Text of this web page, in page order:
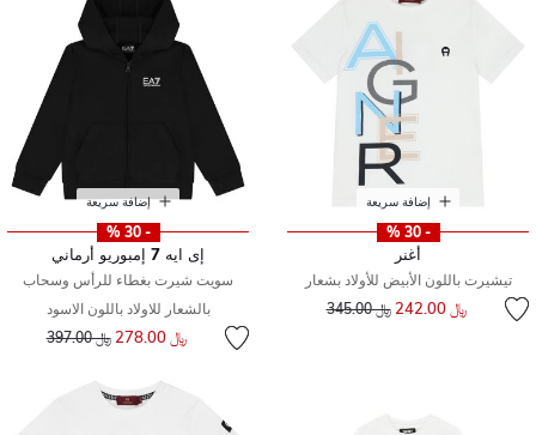
إضافة سريعة
- 30 %
أغنر
تيشيرت باللون الأبيض للأولاد بشعار
﷼ 242.00 سعر مخفض من﷼ 345.00
إضافة سريعة
- 30 %
إى ايه 7 إمبوريو أرماني
سويت شيرت بغطاء للرأس وسحاب
بالشعار للاولاد باللون الاسود
﷼ 278.00 سعر مخفض من
﷼ 397.00 إلى